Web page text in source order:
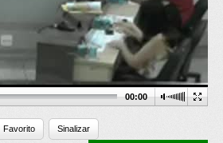
00:00
Favorito Sinalizar